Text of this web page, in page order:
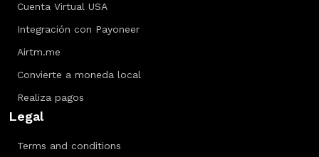
Cuenta Virtual USA
Integración con Payoneer
Airtm.me
Convierte a moneda local
Realiza pagos
Legal
Terms and conditions